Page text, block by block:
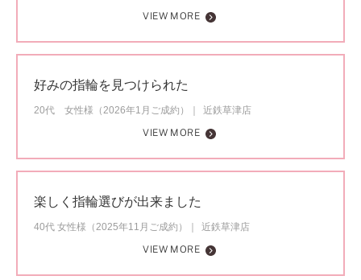
VIEW MORE
好みの指輪を見つけられた
20代 女性様（2026年1月ご成約）
近鉄草津店
VIEW MORE
楽しく指輪選びが出来ました
40代 女性様（2025年11月ご成約）
近鉄草津店
VIEW MORE